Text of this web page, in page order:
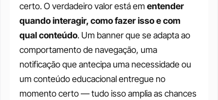
certo. O verdadeiro valor está em entender
quando interagir, como fazer isso e com
qual conteúdo. Um banner que se adapta ao
comportamento de navegação, uma
notificação que antecipa uma necessidade ou
um conteúdo educacional entregue no
momento certo — tudo isso amplia as chances